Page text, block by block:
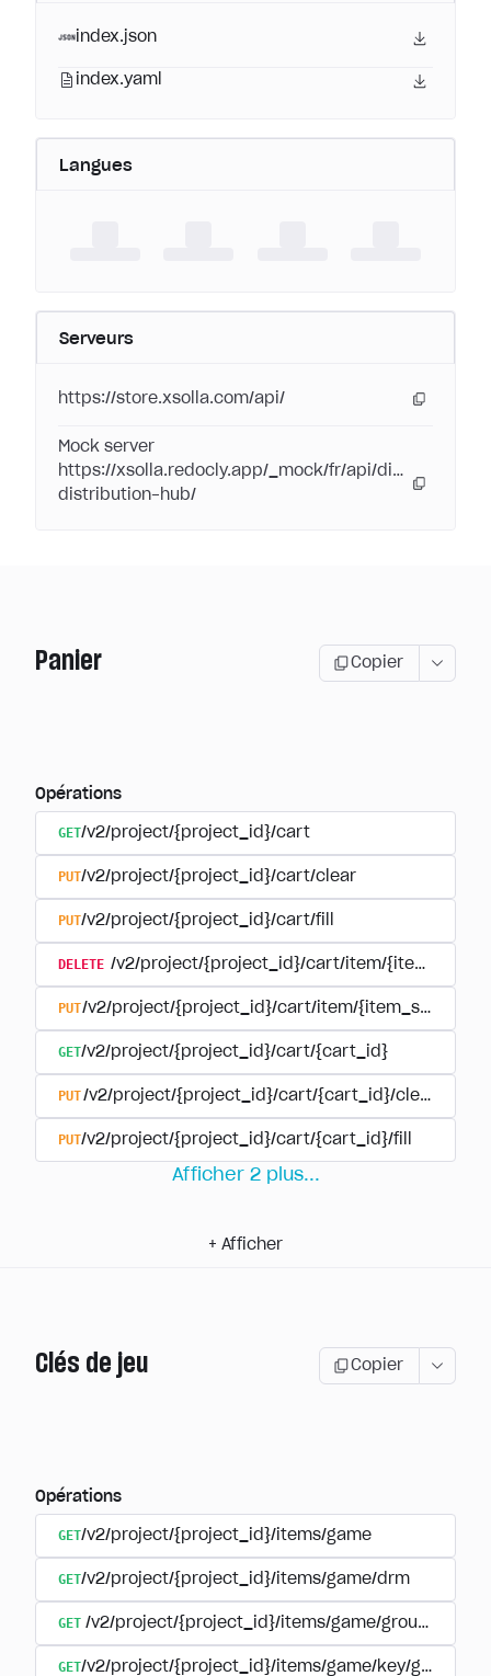
index.json
index.yaml
Langues
Serveurs
https://store.xsolla.com/api/
Mock server
https://xsolla.redocly.app/_mock/fr/api/digital-
distribution-hub/
Panier Copier
Opérations
GET/v2/project/{project_id}/cart
PUT/v2/project/{project_id}/cart/clear
PUT/v2/project/{project_id}/cart/fill
DELETE /v2/project/{project_id}/cart/item/{item_sku}
PUT/v2/project/{project_id}/cart/item/{item_sku}
GET/v2/project/{project_id}/cart/{cart_id}
PUT/v2/project/{project_id}/cart/{cart_id}/clear
PUT/v2/project/{project_id}/cart/{cart_id}/fill
Afficher 2 plus...
+ Afficher
Clés de jeu Copier
Opérations
GET/v2/project/{project_id}/items/game
GET/v2/project/{project_id}/items/game/drm
GET /v2/project/{project_id}/items/game/group/
GET/v2/project/{project_id}/items/game/key/group/